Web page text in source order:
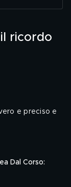
ricordo
e preciso e
Dal Corso: